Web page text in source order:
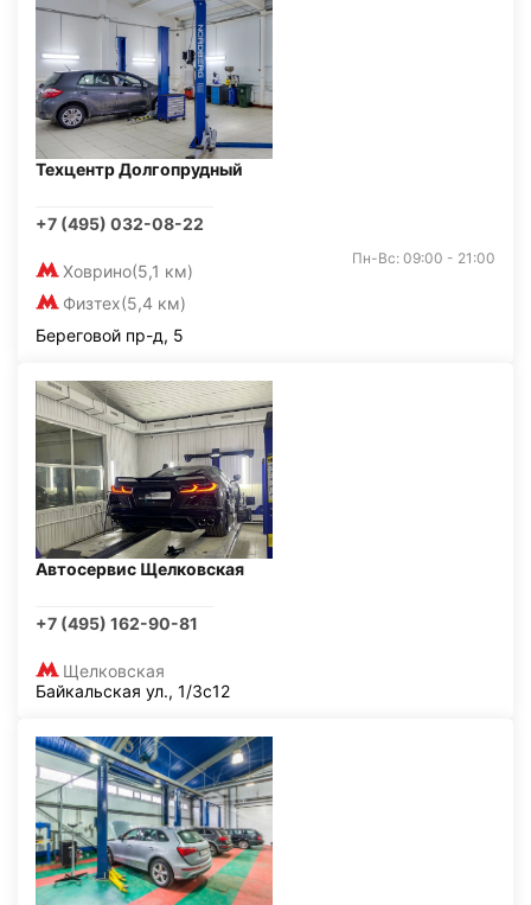
Техцентр Долгопрудный
+7 (495) 032-08-22
Ховрино(5,1 км)
Физтех(5,4 км)
Пн-Вс: 09:00 - 21:00
Береговой пр-д, 5
Автосервис Щелковская
+7 (495) 162-90-81
Щелковская
Байкальская ул., 1/3с12